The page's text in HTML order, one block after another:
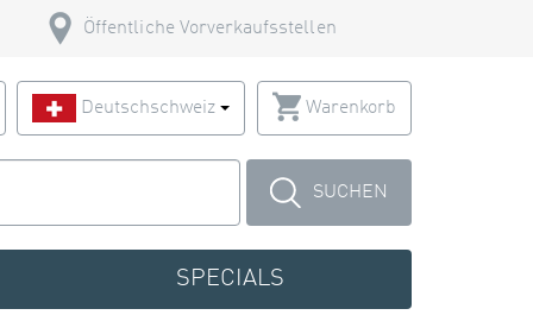
Öffentliche Vorverkaufsstellen
Deutschschweiz Warenkorb
SUCHEN
SPECIALS